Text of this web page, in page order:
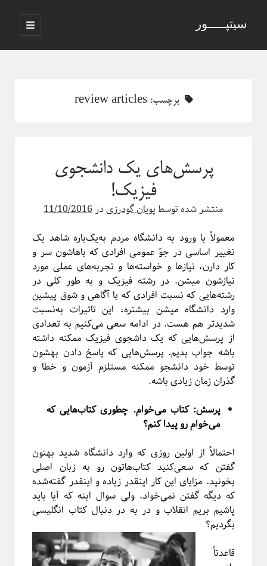
سیتپـــــور
باز
کردن
اصلی
نوار
درباره سامانه‌های پیچیده
منظور ما از پدیدارگی یا امرجنس در سیستم‌های پیچیده چیه؟
فلسفه ترکیب یا فرایند مکانیکی خلق یک اثر هنری
پاره شدن نخ‌های واسطه بین چند جرم آویزان
آخرین دیدگاه‌ها
در انتگرال لبگ
درچهارسال فیزیک!
در
چهارسال فیزیک!
عباس ریزیدر
چهارسال فیزیک!
م. ع.در چهارسال فیزیک!
پر بازدیدترین نوشته‌ها
چهارسال فیزیک!
پرسش‌های یک دانشجوی فیزیک!
جزر و مد چه جوری کار می‌کنه؟!
حکایت «سیستم‌های پیچیده» چیست؟!
سیستم‌های پیچیده: «ماهیت و ویژگی‌»
یادگیری «سیستم‌های پیچیده» رو از کجا و چه‌طور آغاز کنیم؟!
پیشنهادهایی برای دانشجویان تحصیلات تکمیلی، به‌ویژه برای سیستم‌های پیچیده
آموزش آنلاین چه چیزی برای ما دارد؟!
مقدمه‌ای بر هندسه فرکتالی
ریچارد فاینمن؛ چهره‌ترین چهره!
برچسب:review articles
پرسش‌های یک دانشجوی
فیزیک!
منتشر شده توسط پویان گودرزیدر11/10/2016
معمولاً با ورود به دانشگاه مردم به‌یک‌باره شاهد یک
تغییر اساسی در جوّ عمومی افرادی که باهاشون سر و
کار دارن، نیازها و خواسته‌ها و تجربه‌های عملی مورد
نیازشون میشن. در رشته فیزیک و به‌ طور‌ کلی در
رشته‌هایی که نسبت افرادی که با آگاهی و شوق پیشین
وارد دانشگاه میشن بیشتره، این تاثیرات به‌نسبت
شدیدتر هم هست. در ادامه سعی می‌کنیم به تعدادی
از پرسش‌هایی که یک داشجوی فیزیک ممکنه داشته
باشه جواب بدیم. پرسش‌هایی که پاسخ دادن بهشون
توسط خود دانشجو ممکنه مستلزم آزمون و خطا و
گذران زمان زیادی باشه.
پرسش: کتاب می‌خوام. چطوری کتاب‌هایی که
می‌خوام رو پیدا کنم؟
احتمالاً از اولین روزی که وارد دانشگاه شدید بهتون
گفتن که سعی‌کنید کتاب‌هاتون رو به زبان اصلی
بخونید. مزایای این کار اینقدر زیاده و اینقدر گفته‌شده
که دیگه گفتن نمی‌خواد. ولی سوال اینه که آیا باید
پاشیم بریم انقلاب و در به در دنبال کتاب انگلیسی
بگردیم؟
قاعدتاً